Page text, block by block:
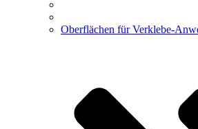
Oberflächen für Verklebe-